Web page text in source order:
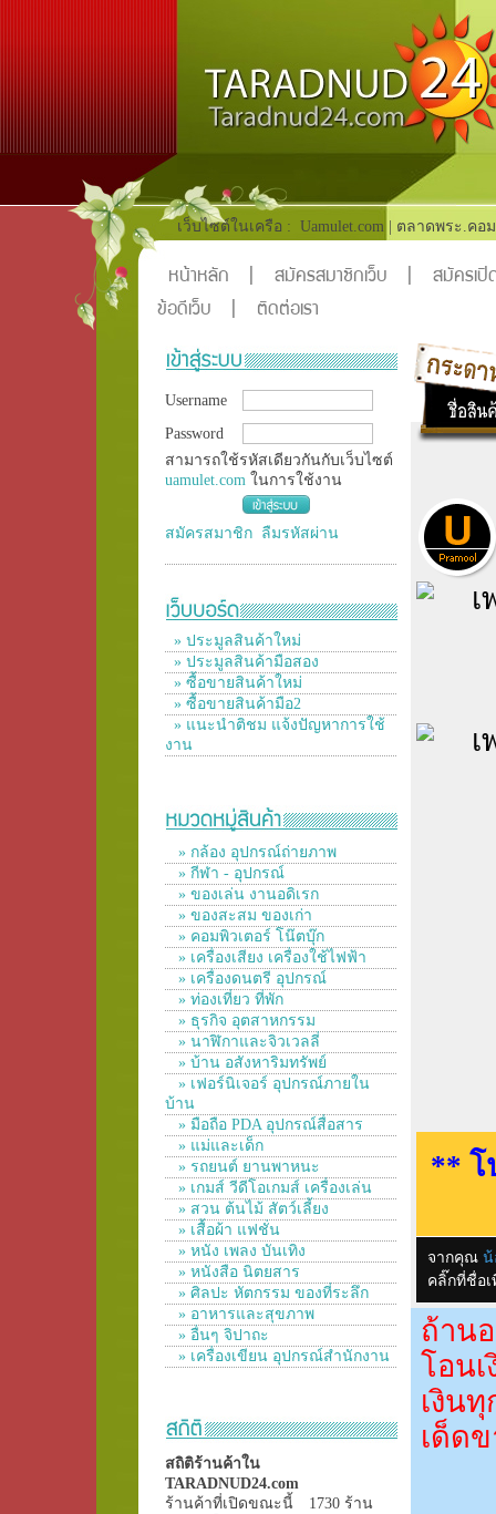
เว็บไซต์ในเครือ : Uamulet.com ตลาดพระ.คอม
หน้าหลัก สมัครสมาชิกเว็บ
สมัครเปิ
ข้อดีเว็บ
ติดต่อเรา
Username
Password
สามารถใช้รหัสเดียวกันกับเว็บไซต์
uamulet.com ในการใช้งาน
สมัครสมาชิก ลืมรหัสผ่าน
» ประมูลสินค้าใหม่
» ประมูลสินค้ามือสอง
» ซื้อขายสินค้าใหม่
» ซื้อขายสินค้ามือ2
» แนะนำติชม แจ้งปัญหาการใช้
งาน
» กล้อง อุปกรณ์ถ่ายภาพ
» กีฬา - อุปกรณ์
» ของเล่น งานอดิเรก
» ของสะสม ของเก่า
» คอมพิวเตอร์ โน๊ตบุ๊ก
» เครื่องเสียง เครื่องใช้ไฟฟ้า
» เครื่องดนตรี อุปกรณ์
» ท่องเที่ยว ที่พัก
» ธุรกิจ อุตสาหกรรม
» นาฬิกาและจิวเวลลี่
» บ้าน อสังหาริมทรัพย์
» เฟอร์นิเจอร์ อุปกรณ์ภายใน
บ้าน
» มือถือ PDA อุปกรณ์สื่อสาร
» แม่และเด็ก
» รถยนต์ ยานพาหนะ
» เกมส์ วีดีโอเกมส์ เครื่องเล่น
» สวน ต้นไม้ สัตว์เลี้ยง
» เสื้อผ้า แฟชั่น
» หนัง เพลง บันเทิง
» หนังสือ นิตยสาร
» ศิลปะ หัตกรรม ของที่ระลึก
» อาหารและสุขภาพ
» อื่นๆ จิปาถะ
» เครื่องเขียน อุปกรณ์สำนักงาน
สถิติร้านค้าใน
TARADNUD24.com
ร้านค้าที่เปิดขณะนี้
1730 ร้าน
** โ
จากคุณ น้
คลิ๊กที่ชื่อ
ถ้าน
โอน
เงิน
เด็ด